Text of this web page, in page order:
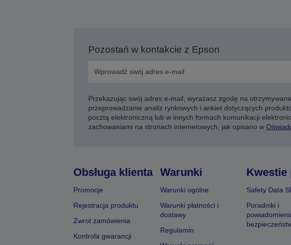
Pozostań w kontakcie z Epson
Przekazując swój adres e-mail, wyrażasz zgodę na
przeprowadzanie analiz rynkowych i ankiet dotyczących
pocztą elektroniczną lub w innych formach komunikacji
zachowaniami na stronach internetowych, jak opisano w
Obsługa klienta
Promocje
Rejestracja produktu
Zwrot zamówienia
Kontrola gwarancji
Warunki
Warunki ogólne
Warunki płatności i
dostawy
Regulamin
Kwestie
Safety Data
Poradniki i